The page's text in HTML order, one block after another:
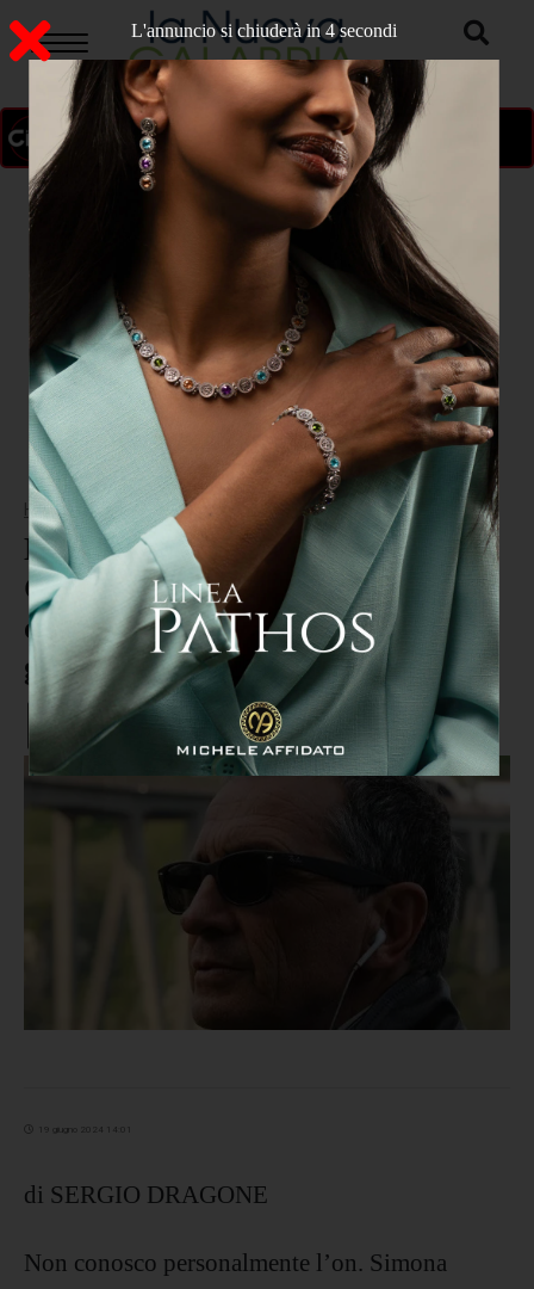
ON AIR
Home > CATANZARO
Dragone: "La bandiera della
Calabria non poteva sventolare
con la Serenissima e la Padania,
grave il gesto della Loizzo"
19 giugno 2024 14:01
di SERGIO DRAGONE
Non conosco personalmente l’on. Simona
L'annuncio si chiuderà in 3 secondi